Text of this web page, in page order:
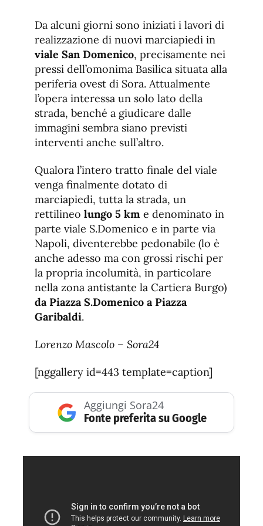
fuente
de
fuente.
Da alcuni giorni sono iniziati i lavori di
realizzazione di nuovi marciapiedi in
viale San Domenico, precisamente nei
pressi dell’omonima Basilica situata alla
periferia ovest di Sora. Attualmente
l’opera interessa un solo lato della
strada, benché a giudicare dalle
immagini sembra siano previsti
interventi anche sull’altro.
Qualora l’intero tratto finale del viale
venga finalmente dotato di
marciapiedi, tutta la strada, un
rettilineo lungo 5 km e denominato in
parte viale S.Domenico e in parte via
Napoli, diventerebbe pedonabile (lo è
anche adesso ma con grossi rischi per
la propria incolumità, in particolare
nella zona antistante la Cartiera Burgo)
da Piazza S.Domenico a Piazza
Garibaldi.
Lorenzo Mascolo – Sora24
[nggallery id=443 template=caption]
Aggiungi Sora24
Fonte preferita su Google